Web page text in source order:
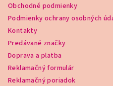
Obchodné podmienky
Podmienky ochrany osobných
Kontakty
Predávané značky
Doprava a platba
Reklamačný formulár
Reklamačný poriadok